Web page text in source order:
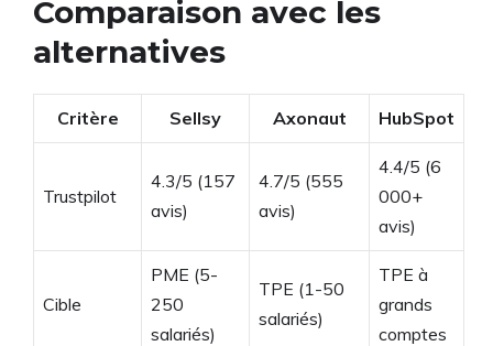
Comparaison avec les
alternatives
Critère Sellsy Axonaut HubSpot
Trustpilot
4.3/5 (157
avis)
4.7/5 (555
avis)
4.4/5 (6
000+
avis)
Cible
PME (5-
250
salariés)
TPE (1-50
salariés)
TPE à
grands
comptes